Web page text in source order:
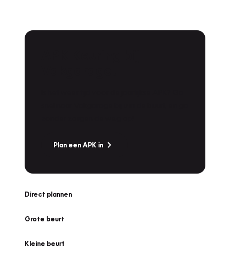
Plan een APK in
Direct plannen
Grote beurt
Kleine beurt